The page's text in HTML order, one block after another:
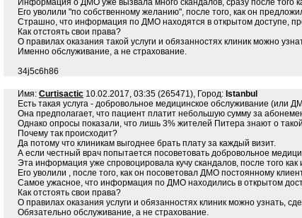
Информация о ДМО уже вызвала много скандалов, сразу после того
Его уволили "по собственному желанию", после того, как он
Страшно, что информация по ДМО находятся в открытом доступе,
Как отстоять свои права?
О правилах оказания такой услуги и обязанностях клиник можно
Именно обслуживание, а не страхование.
34j5c6h86
Имя: Curtisactic 10.02.2017, 03:35 (265471), Город: Istanbul
Есть такая услуга - добровольное медицинское обслуживание (или
Она предполагает, что пациент платит небольшую сумму за
Однако опросы показали, что лишь 3% жителей Питера знают о такой
Почему так происходит?
Да потому что клиникам выгоднее брать плату за каждый визит.
А если честный врач попытается посоветовать добровольное
Эта информация уже спровоцировала кучу скандалов, после того
Его уволили , после того, как он посоветовал ДМО постоянному
Самое ужасное, что информация по ДМО находились в открытом
Как отстоять свои права?
О правилах оказания услуги и обязанностях клиник можно узнать,
Обязательно обслуживание, а не страхование.